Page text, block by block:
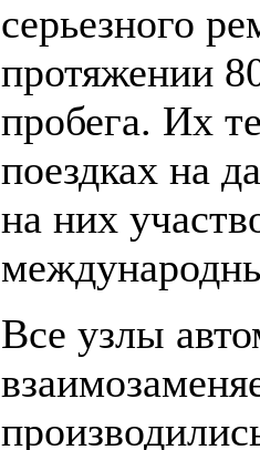
серьезного
протяжении
пробега. Их
поездках на
на них
Все узлы